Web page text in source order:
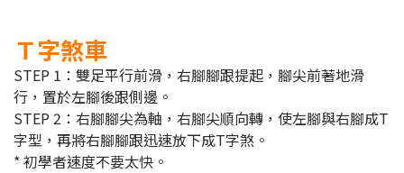
Ｔ字煞車
STEP 1：雙足平行前滑，右腳腳跟提起，腳尖前著地滑
行，置於左腳後跟側邊。
STEP 2：右腳腳尖為軸，右腳尖順向轉，使左腳與右腳成T
字型，再將右腳腳跟迅速放下成T字煞。
* 初學者速度不要太快。